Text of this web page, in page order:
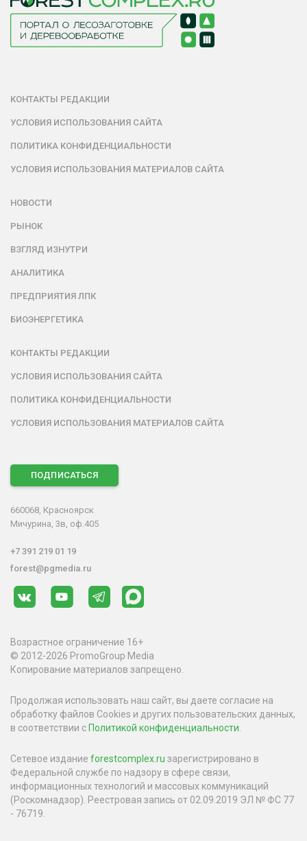
КОНТАКТЫ РЕДАКЦИИ
УСЛОВИЯ ИСПОЛЬЗОВАНИЯ САЙТА
ПОЛИТИКА КОНФИДЕНЦИАЛЬНОСТИ
УСЛОВИЯ ИСПОЛЬЗОВАНИЯ МАТЕРИАЛОВ САЙТА
НОВОСТИ
РЫНОК
ВЗГЛЯД ИЗНУТРИ
АНАЛИТИКА
ПРЕДПРИЯТИЯ ЛПК
БИОЭНЕРГЕТИКА
КОНТАКТЫ РЕДАКЦИИ
УСЛОВИЯ ИСПОЛЬЗОВАНИЯ САЙТА
ПОЛИТИКА КОНФИДЕНЦИАЛЬНОСТИ
УСЛОВИЯ ИСПОЛЬЗОВАНИЯ МАТЕРИАЛОВ САЙТА
ПОДПИСАТЬСЯ
660068, Красноярск
Мичурина, 3в, оф.405
+7 391 219 01 19
forest@pgmedia.ru
Возрастное ограничение 16+
© 2012-2026 PromoGroup Media
Копирование материалов запрещено.
Продолжая использовать наш сайт, вы даете согласие на
обработку файлов Cookies и других пользовательских данных,
в соответствии с Политикой конфиденциальности.
Сетевое издание forestcomplex.ru зарегистрировано в
Федеральной службе по надзору в сфере связи,
информационных технологий и массовых коммуникаций
(Роскомнадзор). Реестровая запись от 02.09.2019 ЭЛ № ФС 77
- 76719.